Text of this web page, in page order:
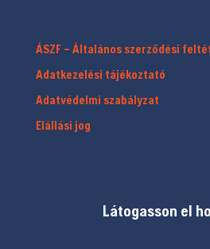
ÁSZF – Általános szerződési
Adatkezelési tájékoztató
Adatvédelmi szabályzat
Elállási jog
Látogasson el